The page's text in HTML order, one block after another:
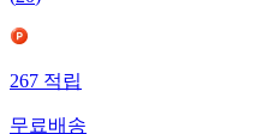
(20)
267적립